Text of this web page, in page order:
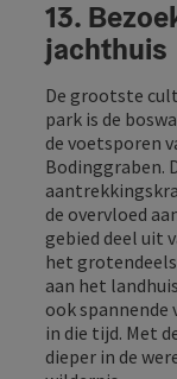
13.
jachthuis
De grootste
park is de
de voetsporen
Bodinggraben.
de overvloed
gebied deel uit
het
aan het
ook spannende
in die tijd. Met
dieper in de